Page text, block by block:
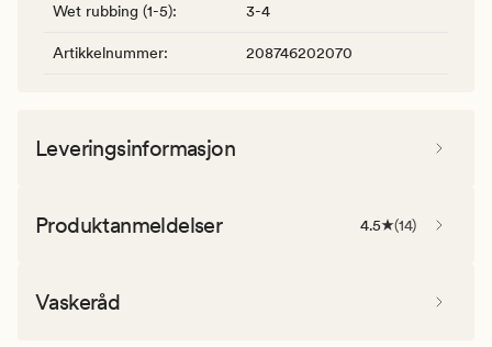
Wet rubbing (1-5): 3-4
Artikkelnummer: 208746202070
Leveringsinformasjon
Produktanmeldelser 4.5 (14)
Vaskeråd